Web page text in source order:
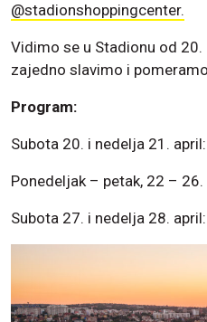
@stadionshoppingcenter.
Vidimo se u Stadionu od
zajedno slavimo i
Program:
Subota 20. i nedelja 21.
Ponedeljak – petak, 22 –
Subota 27. i nedelja 28.